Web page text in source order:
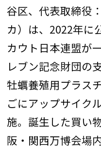
谷区、代表取締役
カ）は、2022年に
カウト日本連盟が
レブン記念財団の
牡蠣養殖用プラス
ごにアップサイク
施。誕生した買い
阪・関西万博会場